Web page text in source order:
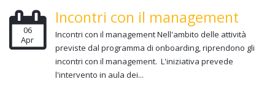
06
Apr
Incontri con il management
Incontri con il management Nell'ambito delle attività
previste dal programma di onboarding, riprendono gli
incontri con il management. L'iniziativa prevede
l'intervento in aula dei...